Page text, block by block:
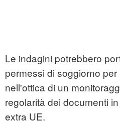
Le indagini potrebbero
permessi di soggiorno
nell'ottica di un
regolarità dei documenti
extra UE.